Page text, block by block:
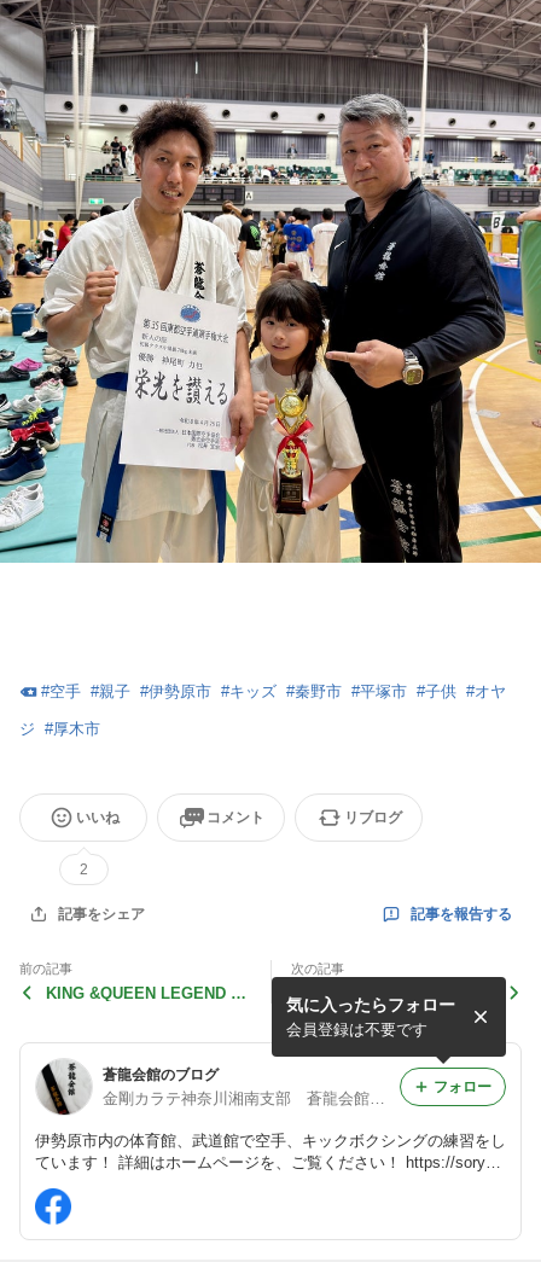
#空手 #親子 #伊勢原市 #キッズ #秦野市 #平塚市 #子供 #オヤ
ジ #厚木市
いいね
2
コメント リブログ
記事をシェア 記事を報告する
前の記事
KING &QUEEN LEGEND C
次の記事
2026年4月19日 練習と出稽
古
蒼龍会館のブログ
伊勢原市内の体育館、武道館で空手、キックボクシングの練習をし
ています！ 詳細はホームページを、ご覧ください！ https://soryuk
aikan.com/
気に入ったらフォロー
会員登録は不要です
フォロー